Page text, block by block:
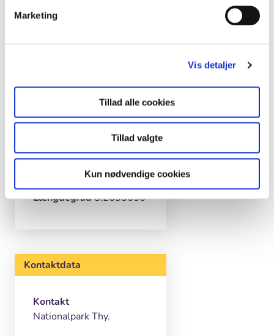
Marketing
Vis detaljer
Tillad alle cookies
Tillad valgte
Kun nødvendige cookies
Skift kort
Skærmkort
dæmpet
Ortofoto
Breddegrad56.8234412
Længdegrad8.2633656
Kontaktdata
Kontakt
Nationalpark Thy.